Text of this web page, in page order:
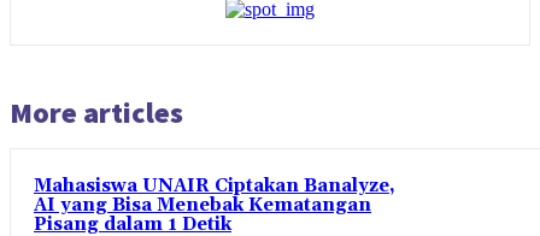
More articles
Mahasiswa UNAIR Ciptakan Banalyze,
AI yang Bisa Menebak Kematangan
Pisang dalam 1 Detik